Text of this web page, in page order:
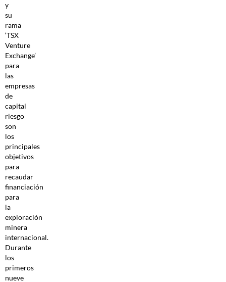
y
su
rama
‘TSX
Venture
Exchange’
para
las
empresas
de
capital
riesgo
son
los
principales
objetivos
para
recaudar
financiación
para
la
exploración
minera
internacional.
Durante
los
primeros
nueve